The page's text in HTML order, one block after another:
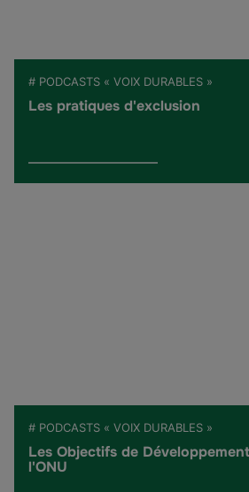
# PODCASTS « VOIX DURABLES »
Les pratiques d'exclusion
# PODCASTS « VOIX DURABLES »
Les Objectifs de
l'ONU